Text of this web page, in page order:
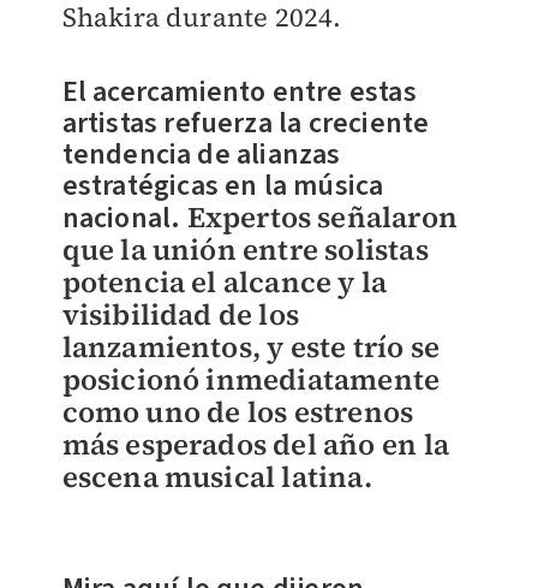
Shakira durante 2024.
El acercamiento entre estas
artistas refuerza la creciente
tendencia de alianzas
estratégicas en la música
nacional. Expertos señalaron
que la unión entre solistas
potencia el alcance y la
visibilidad de los
lanzamientos, y este trío se
posicionó inmediatamente
como uno de los estrenos
más esperados del año en la
escena musical latina.